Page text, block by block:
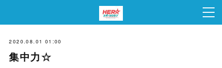
2020.08.01 01:00
集中力☆